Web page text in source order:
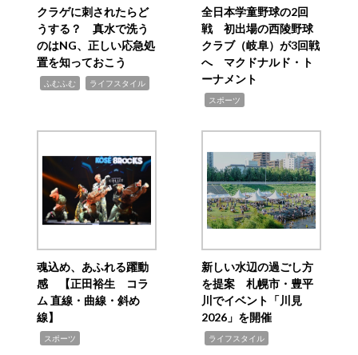
クラゲに刺されたらど
うする？ 真水で洗う
のはNG、正しい応急処
置を知っておこう
ふむふむ ライフスタイル
全日本学童野球の2回
戦 初出場の西陵野球
クラブ（岐阜）が3回戦
へ マクドナルド・ト
ーナメント
スポーツ
魂込め、あふれる躍動
感 【正田裕生 コラ
ム 直線・曲線・斜め
線】
スポーツ
新しい水辺の過ごし方
を提案 札幌市・豊平
川でイベント「川見
2026」を開催
ライフスタイル